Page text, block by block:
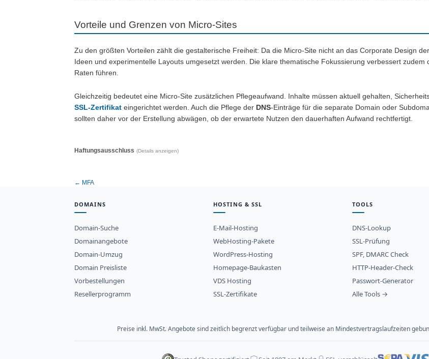
Vorteile und Grenzen von Micro-Sites
Zu den größten Vorteilen zählt die gestalterische Freiheit: Da die Micro-Site nicht an das Corporate Design
Ideen und experimentelle Layouts umgesetzt werden. Die klare thematische Fokussierung verbessert
Raten führen.
Gleichzeitig bedeutet eine Micro-Site zusätzlichen Pflegeaufwand. Inhalte müssen aktuell gehalten,
SSL-Zertifikat eingerichtet werden. Auch die Pflege der DNS-Einträge für die separate Domain oder
sollten daher vor der Erstellung abwägen, ob der erwartete Nutzen den dauerhaften Aufwand rechtfertigt.
Haftungsausschluss (Details anzeigen)
← MFA
DOMAINS
Domain-Suche
Domainangebote
Domain-Umzug
Domain Preisliste
Vorbestellungen
Resellerprogramm
HOSTING & SSL
E-Mail-Hosting
WebHosting-Pakete
WordPress-Hosting
Homepage-Baukasten
VDS Hosting
SSL-Zertifikate
TOOLS
DNS-Lookup
SSL-Prüfung
SPF, DMARC Check
HTTP-Header-Check
Passwort-Generator
Alle Tools →
Preise inkl. MwSt. Angebote sind zeitlich begrenzt verfügbar und teilweise an Mindestvertragslaufzeiten